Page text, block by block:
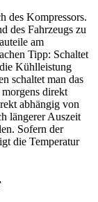
des Kompressors.
des Fahrzeugs zu
am
Tipp: Schaltet
Kühlleistung
schaltet man das
direkt
abhängig von
längerer Auszeit
Sofern der
die Temperatur